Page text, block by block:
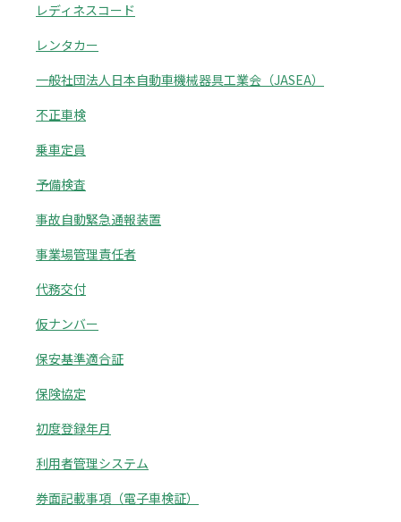
レディネスコード
レンタカー
一般社団法人日本自動車機械器具工業会（JASEA）
不正車検
乗車定員
予備検査
事故自動緊急通報装置
事業場管理責任者
代務交付
仮ナンバー
保安基準適合証
保険協定
初度登録年月
利用者管理システム
券面記載事項（電子車検証）